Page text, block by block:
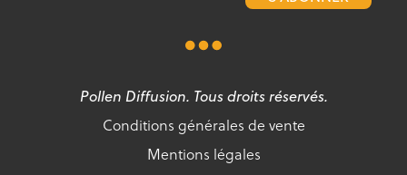
Pollen Diffusion. Tous droits réservés.
Conditions générales de vente
Mentions légales